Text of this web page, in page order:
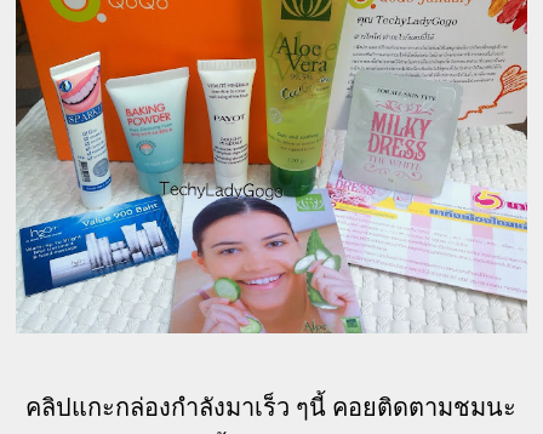
คลิปแกะกล่องกำลังมาเร็ว ๆนี้ คอยติดตามชมนะ